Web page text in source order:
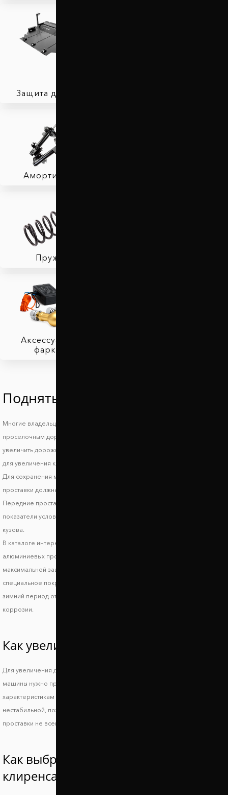
Защита двигателя
Амортизаторы
Пружины
Аксессуары для
фаркопов
Поднять Ниссан Ларго
Многие владельцы автомобилей Nissan Largo знают, что такое езда по
проселочным дорогам и загородным трассам и поэтому стараются
увеличить дорожный просвет Ниссан Ларго. При выборе автопроставок
для увеличения клиренса стоит обратить внимание на высоту проставок.
Для сохранения маневренности и устойчивости авто на дороге задние
проставки должны поднимать автомобиль не более, чем на 3-5 см.
Передние проставки лучше использовать высотой до 2 см. Эти
показатели условные и могут отличаться в зависимости от модификации
кузова.
В каталоге интернет магазина Автопроставка вы найдете комплекты
алюминиевых проставок на переднюю и заднюю ось Ниссан Ларго. Для
максимальной защиты на проставки Ниссан Ларго наносится
специальное покрытие из полимера. Оно защищает автопроставки в
зимний период от воздействия дорожной химии, а также от процессов
коррозии.
Как увеличить клиренс Nissan Largo?
Для увеличения дорожного просвета и сохранения устойчивости
машины нужно правильно подобрать подходящие по техническим
характеристикам проставки. Слишком большой просвет делает машину
нестабильной, поэтому повышается риск опрокидывания, а низкие
проставки не всегда позволяют решить основную проблему.
Как выбрать проставки увеличения
клиренса Ниссан Ларго?